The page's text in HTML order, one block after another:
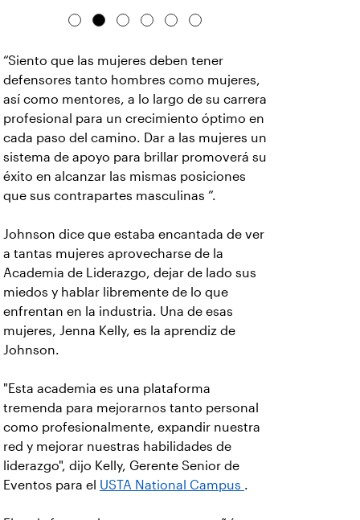
“Siento que las mujeres deben tener
defensores tanto hombres como mujeres,
así como mentores, a lo largo de su carrera
profesional para un crecimiento óptimo en
cada paso del camino. Dar a las mujeres un
sistema de apoyo para brillar promoverá su
éxito en alcanzar las mismas posiciones
que sus contrapartes masculinas ”.
Johnson dice que estaba encantada de ver
a tantas mujeres aprovecharse de la
Academia de Liderazgo, dejar de lado sus
miedos y hablar libremente de lo que
enfrentan en la industria. Una de esas
mujeres, Jenna Kelly, es la aprendiz de
Johnson.
"Esta academia es una plataforma
tremenda para mejorarnos tanto personal
como profesionalmente, expandir nuestra
red y mejorar nuestras habilidades de
liderazgo", dijo Kelly, Gerente Senior de
Eventos para el USTA National Campus .